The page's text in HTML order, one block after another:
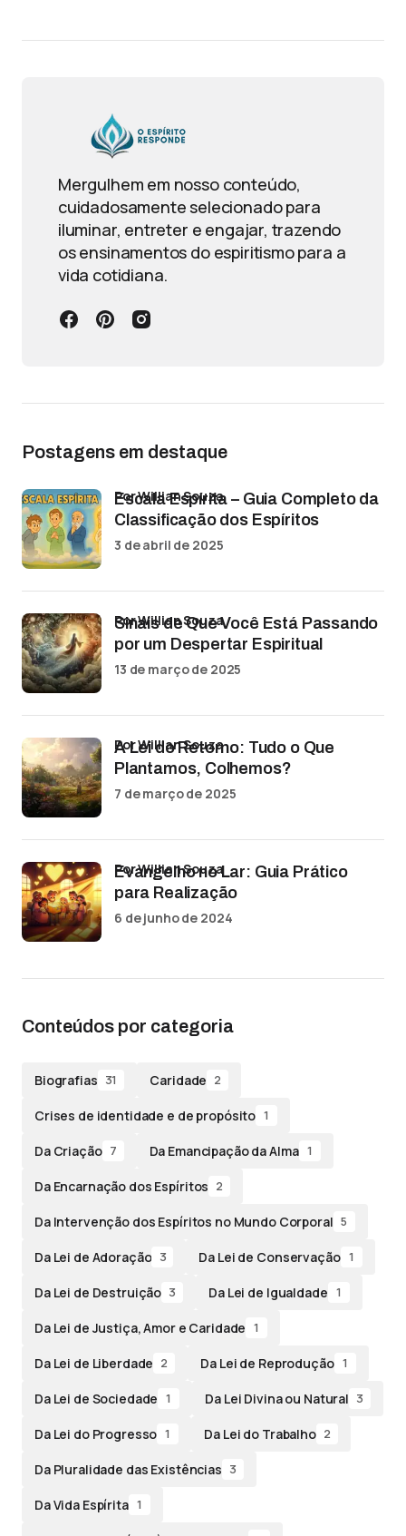
Mergulhem em nosso conteúdo,
cuidadosamente selecionado para
iluminar, entreter e engajar, trazendo
os ensinamentos do espiritismo para a
vida cotidiana.
Postagens em destaque
Escala Espírita – Guia Completo da
Classificação dos Espíritos
por Willian Souza
3 de abril de 2025
Sinais de Que Você Está Passando
por um Despertar Espiritual
por Willian Souza
13 de março de 2025
A Lei do Retorno: Tudo o Que
Plantamos, Colhemos?
por Willian Souza
7 de março de 2025
Evangelho no Lar: Guia Prático
para Realização
por Willian Souza
6 de junho de 2024
Conteúdos por categoria
Biografias 31 Caridade 2
Crises de identidade e de propósito 1
Da Criação 7 Da Emancipação da Alma 1
Da Encarnação dos Espíritos 2
Da Intervenção dos Espíritos no Mundo Corporal 5
Da Lei de Adoração 3 Da Lei de Conservação 1
Da Lei de Destruição 3 Da Lei de Igualdade 1
Da Lei de Justiça, Amor e Caridade 1
Da Lei de Liberdade 2 Da Lei de Reprodução 1
Da Lei de Sociedade 1 Da Lei Divina ou Natural 3
Da Lei do Progresso 1 Da Lei do Trabalho 2
Da Pluralidade das Existências 3
Da Vida Espírita 1